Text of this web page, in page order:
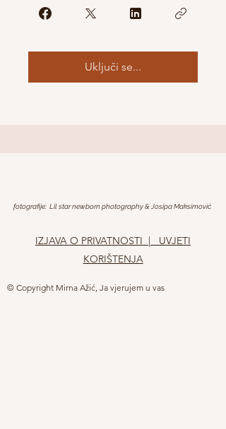
Uključi se...
fotografije: Lil star newborn photography & Josipa Maksimović
IZJAVA O PRIVATNOSTI | UVJETI
KORIŠTENJA
© Copyright Mirna Ažić, Ja vjerujem u vas